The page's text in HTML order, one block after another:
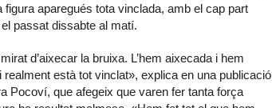
aparegués tota vinclada, amb el cap part
passat dissabte al matí.
d’aixecar la bruixa. L’hem aixecada i hem
està tot vinclat», explica en una publicació
Pocoví, que afegeix que varen fer tanta força